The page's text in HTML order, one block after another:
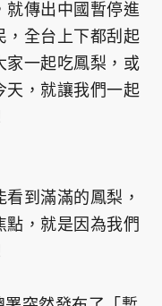
就傳出中國暫停進
，全台上下都刮起
家一起吃鳳梨，或
天，就讓我們一起
到滿滿的鳳梨，
點，就是因為我們